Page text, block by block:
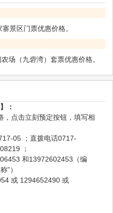
景区门票优惠价格。
场（九砦湾）套票优惠价格。
：
，点击立刻预定按钮，填写相
05 ；直拨电话0717-
；
和13972602453（编
”）
或 1294652490 或